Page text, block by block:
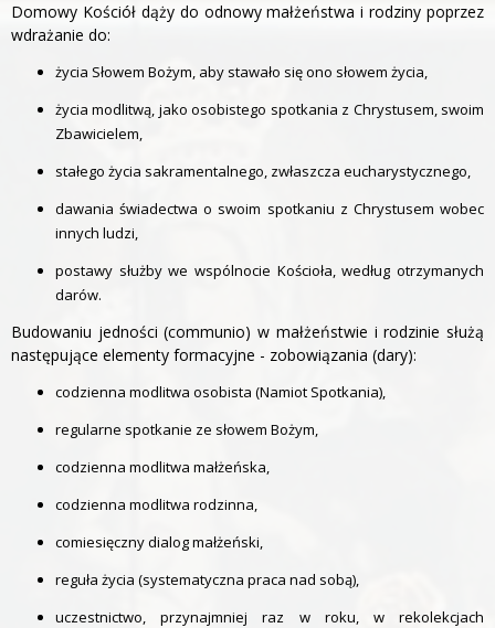
Domowy Kościół dąży do odnowy małżeństwa i rodziny poprzez
wdrażanie do:
życia Słowem Bożym, aby stawało się ono słowem życia,
życia modlitwą, jako osobistego spotkania z Chrystusem, swoim
Zbawicielem,
stałego życia sakramentalnego, zwłaszcza eucharystycznego,
dawania świadectwa o swoim spotkaniu z Chrystusem wobec
innych ludzi,
postawy służby we wspólnocie Kościoła, według otrzymanych
darów.
Budowaniu jedności (communio) w małżeństwie i rodzinie służą
następujące elementy formacyjne - zobowiązania (dary):
codzienna modlitwa osobista (Namiot Spotkania),
regularne spotkanie ze słowem Bożym,
codzienna modlitwa małżeńska,
codzienna modlitwa rodzinna,
comiesięczny dialog małżeński,
reguła życia (systematyczna praca nad sobą),
uczestnictwo, przynajmniej raz w roku, w rekolekcjach